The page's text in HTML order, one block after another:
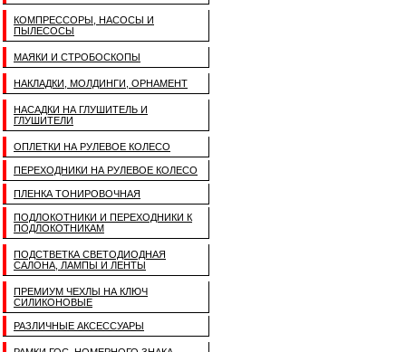
КОМПРЕССОРЫ, НАСОСЫ И
ПЫЛЕСОСЫ
МАЯКИ И СТРОБОСКОПЫ
НАКЛАДКИ, МОЛДИНГИ, ОРНАМЕНТ
НАСАДКИ НА ГЛУШИТЕЛЬ И
ГЛУШИТЕЛИ
ОПЛЕТКИ НА РУЛЕВОЕ КОЛЕСО
ПЕРЕХОДНИКИ НА РУЛЕВОЕ КОЛЕСО
ПЛЕНКА ТОНИРОВОЧНАЯ
ПОДЛОКОТНИКИ И ПЕРЕХОДНИКИ К
ПОДЛОКОТНИКАМ
ПОДСТВЕТКА СВЕТОДИОДНАЯ
САЛОНА, ЛАМПЫ И ЛЕНТЫ
ПРЕМИУМ ЧЕХЛЫ НА КЛЮЧ
СИЛИКОНОВЫЕ
РАЗЛИЧНЫЕ АКСЕССУАРЫ